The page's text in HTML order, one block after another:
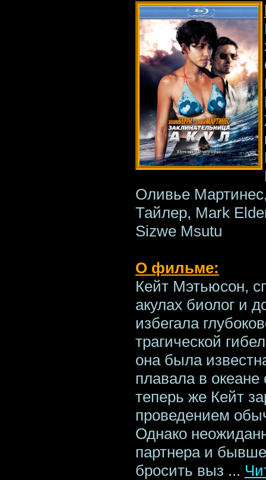
Оливье
Тайлер, Mark
Sizwe Msutu
О фильме:
Кейт Мэтьюсон,
акулах биолог и
избегала
трагической
она была
плавала в
теперь же Кейт
проведением
Однако
партнера и
бросить выз ...